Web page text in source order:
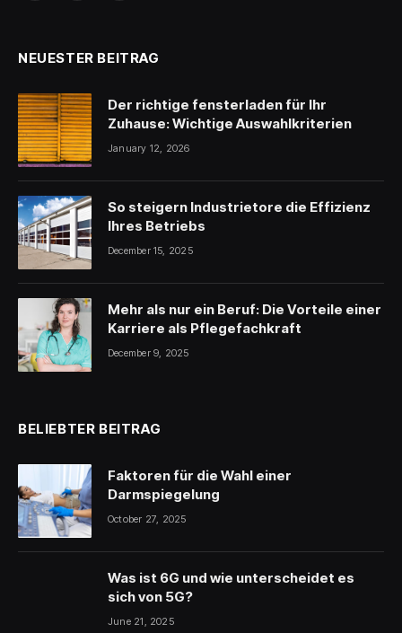
NEUESTER BEITRAG
Der richtige fensterladen für Ihr
Zuhause: Wichtige Auswahlkriterien
January 12, 2026
So steigern Industrietore die Effizienz
Ihres Betriebs
December 15, 2025
Mehr als nur ein Beruf: Die Vorteile einer
Karriere als Pflegefachkraft
December 9, 2025
BELIEBTER BEITRAG
Faktoren für die Wahl einer
Darmspiegelung
October 27, 2025
Was ist 6G und wie unterscheidet es
sich von 5G?
June 21, 2025